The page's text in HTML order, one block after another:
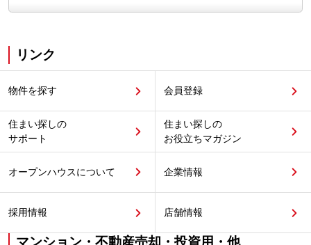
リンク
物件を探す 会員登録
住まい探しの
サポート
住まい探しの
お役立ちマガジン
オープンハウスについて 企業情報
採用情報 店舗情報